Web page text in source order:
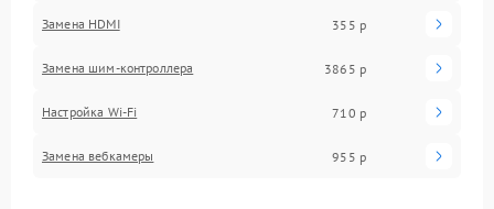
Замена HDMI 355 р
Замена шим-контроллера 3865 р
Настройка Wi-Fi 710 р
Замена вебкамеры 955 р